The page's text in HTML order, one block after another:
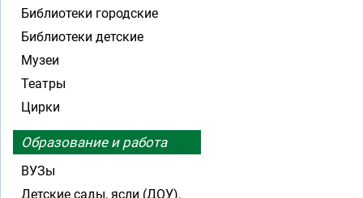
Библиотеки городские
Библиотеки детские
Музеи
Театры
Цирки
Образование и работа
ВУЗы
Детские сады, ясли (ДОУ),